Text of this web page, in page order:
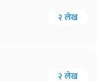
२ लेख
२ लेख